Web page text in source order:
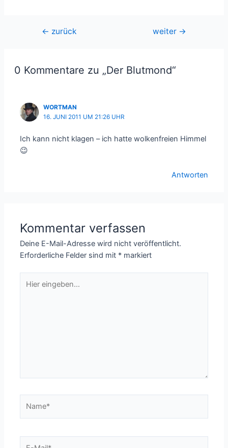
Beitragsnavigation
← zurück weiter →
0 Kommentare zu „Der Blutmond“
WORTMAN
16. JUNI 2011 UM 21:26 UHR
Ich kann nicht klagen – ich hatte wolkenfreien Himmel
😉
Antworten
Kommentar verfassen
Deine E-Mail-Adresse wird nicht veröffentlicht.
Erforderliche Felder sind mit * markiert
eingeben…